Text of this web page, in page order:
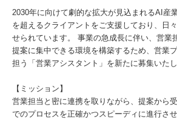
2030年に向けて劇的な拡大が見込まれるAI産
を超えるクライアントをご支援しており、日
せられています。 事業の急成長に伴い、営業
提案に集中できる環境を構築するため、営業
担う「営業アシスタント」を新たに募集いたし
【ミッション】
営業担当と密に連携を取りながら、提案から
でのプロセスを正確かつスピーディに進行さ